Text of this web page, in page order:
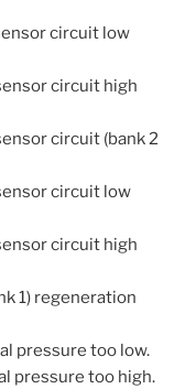
circuit low
circuit high
circuit (bank 2
circuit low
circuit high
1) regeneration
pressure too low.
pressure too high.